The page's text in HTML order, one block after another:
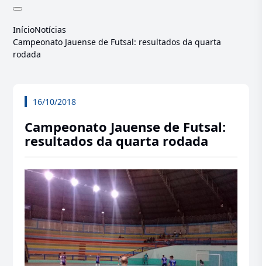
InícioNotícias
Campeonato Jauense de Futsal: resultados da quarta
rodada
16/10/2018
Campeonato Jauense de Futsal:
resultados da quarta rodada